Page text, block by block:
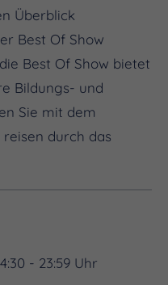
Überblick
Best Of Show
Best Of Show bietet
Bildungs- und
Sie mit dem
durch das
Dort
- 23:59 Uhr